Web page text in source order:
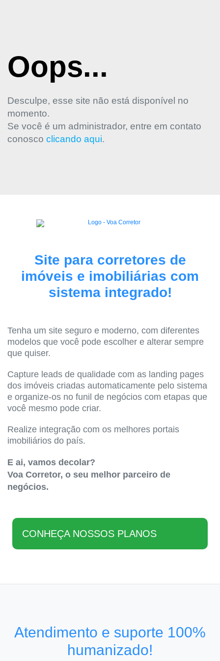
Oops...
Desculpe, esse site não está disponível no
momento.
Se você é um administrador, entre em contato
conosco clicando aqui.
Site para corretores de
imóveis e imobiliárias com
sistema integrado!
Tenha um site seguro e moderno, com diferentes
modelos que você pode escolher e alterar sempre
que quiser.
Capture leads de qualidade com as landing pages
dos imóveis criadas automaticamente pelo sistema
e organize-os no funil de negócios com etapas que
você mesmo pode criar.
Realize integração com os melhores portais
imobiliários do país.
E ai, vamos decolar?
Voa Corretor, o seu melhor parceiro de
negócios.
CONHEÇA NOSSOS PLANOS
Atendimento e suporte 100%
humanizado!